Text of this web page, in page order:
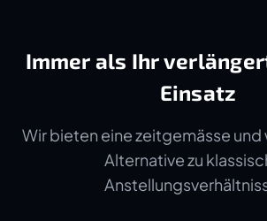
Immer als Ihr
Einsatz
Wir bieten eine zeitgemässe
Alternative zu